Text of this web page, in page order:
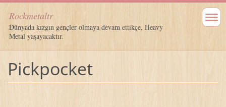
Rockmetaltr
Dünyada kızgın gençler olmaya devam ettikçe, Heavy
Metal yaşayacaktır.
Pickpocket